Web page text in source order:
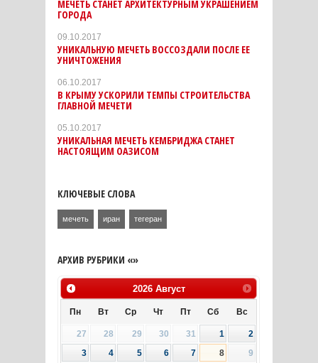
МЕЧЕТЬ СТАНЕТ АРХИТЕКТУРНЫМ УКРАШЕНИЕМ
ГОРОДА
09.10.2017
УНИКАЛЬНУЮ МЕЧЕТЬ ВОССОЗДАЛИ ПОСЛЕ ЕЕ
УНИЧТОЖЕНИЯ
06.10.2017
В КРЫМУ УСКОРИЛИ ТЕМПЫ СТРОИТЕЛЬСТВА
ГЛАВНОЙ МЕЧЕТИ
05.10.2017
УНИКАЛЬНАЯ МЕЧЕТЬ КЕМБРИДЖА СТАНЕТ
НАСТОЯЩИМ ОАЗИСОМ
КЛЮЧЕВЫЕ СЛОВА
мечеть иран тегеран
АРХИВ РУБРИКИ «»
2026 Август
Пн Вт Ср Чт Пт Сб Вс
27 28 29 30 31 1
2
3
4 5 6 7 8
9